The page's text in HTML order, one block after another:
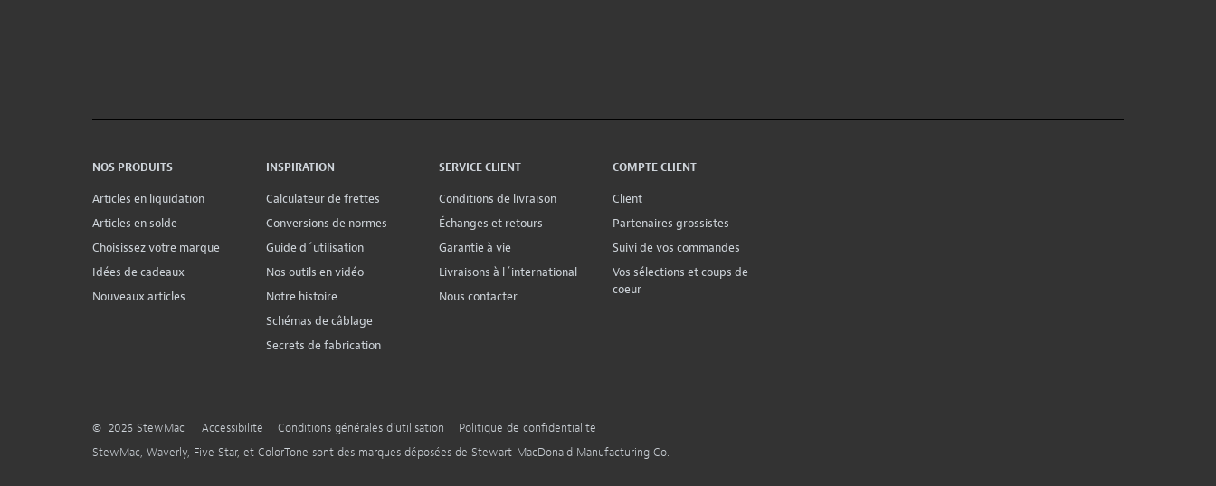
NOS PRODUITS
Articles en liquidation
Articles en solde
Choisissez votre marque
Idées de cadeaux
Nouveaux articles
INSPIRATION
Calculateur de frettes
Conversions de normes
Guide d´utilisation
Nos outils en vidéo
Notre histoire
Schémas de câblage
Secrets de fabrication
SERVICE CLIENT
Conditions de livraison
Échanges et retours
Garantie à vie
Livraisons à l´international
Nous contacter
COMPTE CLIENT
Client
Partenaires grossistes
Suivi de vos commandes
Vos sélections et coups de
coeur
© 2026 StewMac Accessibilité Conditions générales d’utilisation
Politique de confidentialité
StewMac, Waverly, Five-Star, et ColorTone sont des marques déposées de Stewart-MacDonald Manufacturing Co.